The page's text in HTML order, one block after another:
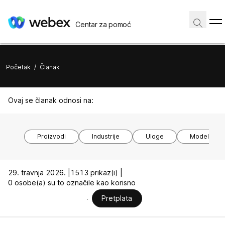
Centar za pomoć
Početak / Članak
Ovaj se članak odnosi na:
Proizvodi Industrije Uloge Modeli
29. travnja 2026. |
1513 prikaz(i) |
0 osobe(a) su to označile kao korisno
Pretplata